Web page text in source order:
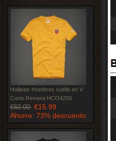
Hollister Hombres cuello en V
Corto Remera HCO4250
€60.00 €15.99
Ahorre: 73% descuento